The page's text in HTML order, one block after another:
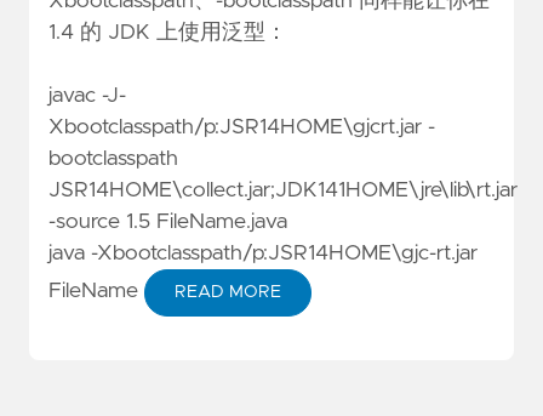
1.4 的 JDK 上使用泛型：
javac -J-
Xbootclasspath/p:JSR14HOME\gjcrt.jar -
bootclasspath
JSR14HOME\collect.jar;JDK141HOME\jre\lib\rt.jar
-source 1.5 FileName.java
java -Xbootclasspath/p:JSR14HOME\gjc-rt.jar
FileName
READ MORE